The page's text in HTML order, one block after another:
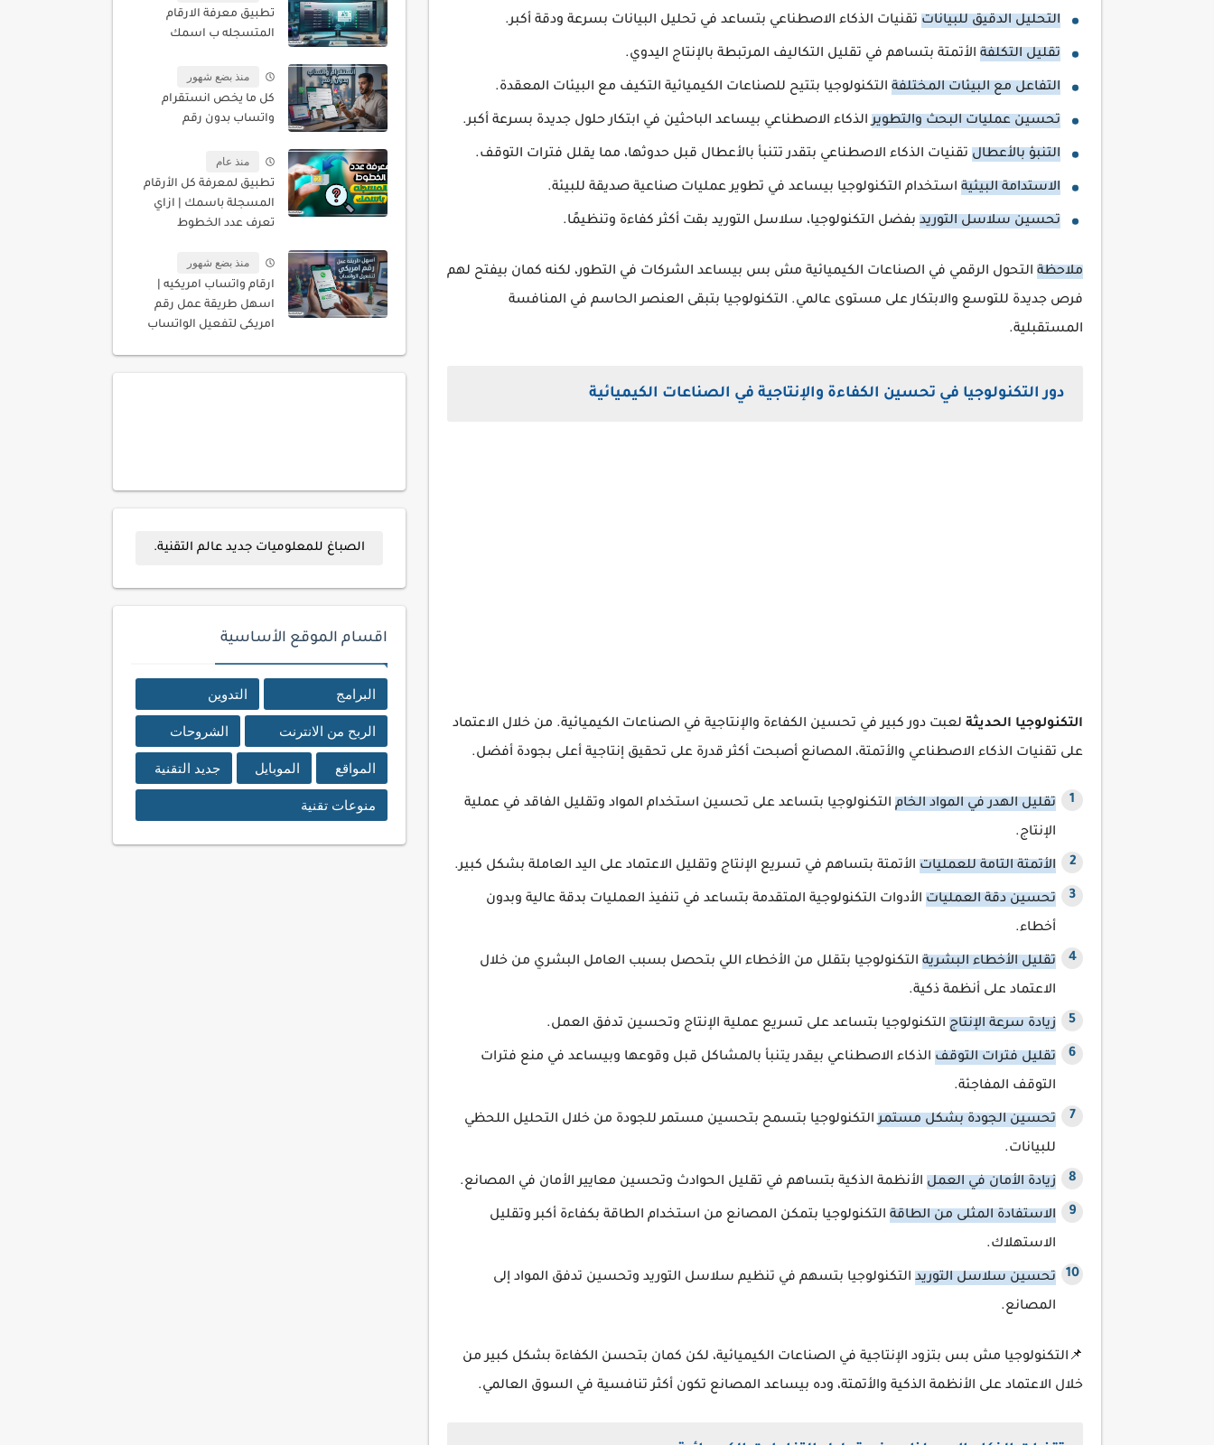
التحليل الدقيق للبيانات تقنيات الذكاء الاصطناعي بتساعد في تحليل البيانات بسرعة ودقة أكبر.
تقليل التكلفة الأتمتة بتساهم في تقليل التكاليف المرتبطة بالإنتاج اليدوي.
التفاعل مع البيئات المختلفة التكنولوجيا بتتيح للصناعات الكيميائية التكيف مع البيئات المعقدة.
تحسين عمليات البحث والتطويرالذكاء الاصطناعي بيساعد الباحثين في ابتكار حلول جديدة بسرعة أكبر.
التنبؤ بالأعطال تقنيات الذكاء الاصطناعي بتقدر تتنبأ بالأعطال قبل حدوثها، مما يقلل فترات التوقف.
الاستدامة البيئية استخدام التكنولوجيا بيساعد في تطوير عمليات صناعية صديقة للبيئة.
تحسين سلاسل التوريد بفضل التكنولوجيا، سلاسل التوريد بقت أكثر كفاءة وتنظيمًا.
ملاحظة التحول الرقمي في الصناعات الكيميائية مش بس بيساعد الشركات في التطور، لكنه كمان بيفتح لهم
فرص جديدة للتوسع والابتكار على مستوى عالمي. التكنولوجيا بتبقى العنصر الحاسم في المنافسة
المستقبلية.
دور التكنولوجيا في تحسين الكفاءة والإنتاجية في الصناعات الكيميائية
التكنولوجيا الحديثة لعبت دور كبير في تحسين الكفاءة والإنتاجية في الصناعات الكيميائية. من خلال الاعتماد
على تقنيات الذكاء الاصطناعي والأتمتة، المصانع أصبحت أكثر قدرة على تحقيق إنتاجية أعلى بجودة أفضل.
تقليل الهدر في المواد الخام التكنولوجيا بتساعد على تحسين استخدام المواد وتقليل الفاقد في عملية
الإنتاج.
الأتمتة التامة للعمليات الأتمتة بتساهم في تسريع الإنتاج وتقليل الاعتماد على اليد العاملة بشكل كبير.
تحسين دقة العمليات الأدوات التكنولوجية المتقدمة بتساعد في تنفيذ العمليات بدقة عالية وبدون
أخطاء.
تقليل الأخطاء البشرية التكنولوجيا بتقلل من الأخطاء اللي بتحصل بسبب العامل البشري من خلال
الاعتماد على أنظمة ذكية.
زيادة سرعة الإنتاج التكنولوجيا بتساعد على تسريع عملية الإنتاج وتحسين تدفق العمل.
تقليل فترات التوقف الذكاء الاصطناعي بيقدر يتنبأ بالمشاكل قبل وقوعها وبيساعد في منع فترات
التوقف المفاجئة.
تحسين الجودة بشكل مستمرالتكنولوجيا بتسمح بتحسين مستمر للجودة من خلال التحليل اللحظي
للبيانات.
زيادة الأمان في العمل الأنظمة الذكية بتساهم في تقليل الحوادث وتحسين معايير الأمان في المصانع.
الاستفادة المثلى من الطاقة التكنولوجيا بتمكن المصانع من استخدام الطاقة بكفاءة أكبر وتقليل
الاستهلاك.
تحسين سلاسل التوريد التكنولوجيا بتسهم في تنظيم سلاسل التوريد وتحسين تدفق المواد إلى
المصانع.
📌التكنولوجيا مش بس بتزود الإنتاجية في الصناعات الكيميائية، لكن كمان بتحسن الكفاءة بشكل كبير من
خلال الاعتماد على الأنظمة الذكية والأتمتة، وده بيساعد المصانع تكون أكثر تنافسية في السوق العالمي.
تطبيق معرفة الارقام
المتسجله ب اسمك
منذ بضع شهور
كل ما يخص انستقرام
واتساب بدون رقم
منذ عام
تطبيق لمعرفة كل الأرقام
المسجلة باسمك | ازاي
تعرف عدد الخطوط
منذ بضع شهور
ارقام واتساب امريكيه |
اسهل طريقة عمل رقم
امريكى لتفعيل الواتساب
الصباغ للمعلوميات جديد عالم التقنية.
اقسام الموقع الأساسية
البرامج التدوين
الربح من الانترنت الشروحات
المواقع الموبايل جديد التقنية
منوعات تقنية